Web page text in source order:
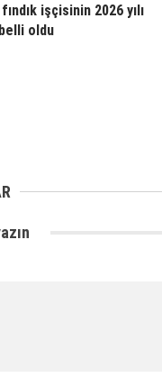
işçisinin 2026 yılı
oldu